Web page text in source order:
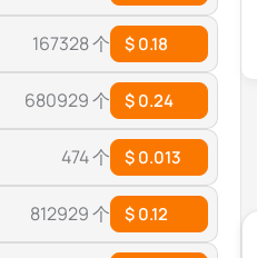
167328 个 $ 0.18
680929 个 $ 0.24
474 个 $ 0.013
812929 个 $ 0.12